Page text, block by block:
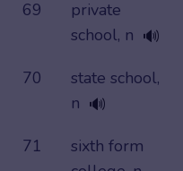
69
private
school, n 🔊
70
state school,
n 🔊
71
sixth form